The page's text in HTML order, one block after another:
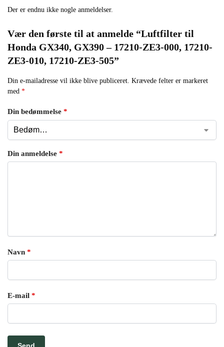
Der er endnu ikke nogle anmeldelser.
Vær den første til at anmelde “Luftfilter til
Honda GX340, GX390 – 17210-ZE3-000, 17210-
ZE3-010, 17210-ZE3-505”
Din e-mailadresse vil ikke blive publiceret. Krævede felter er markeret
med *
Din bedømmelse *
Din anmeldelse *
Navn *
E-mail *